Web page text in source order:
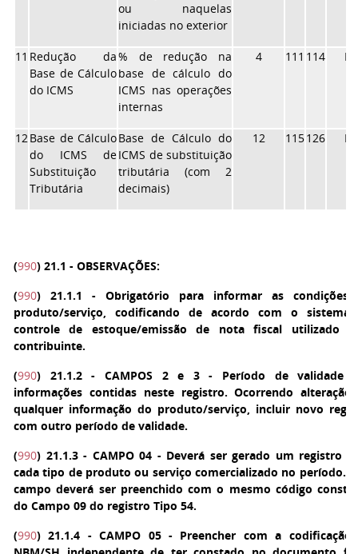
ou naquelas
iniciadas no exterior
11 Redução da
Base de Cálculo
do ICMS
% de redução na
base de cálculo do
ICMS nas operações
internas
4 111 114 N
12Base de Cálculo
do ICMS de
Substituição
Tributária
Base de Cálculo do
ICMS de substituição
tributária (com 2
decimais)
12 115126 N
(990) 21.1 - OBSERVAÇÕES:
(990) 21.1.1 - Obrigatório para informar as condições
produto/serviço, codificando de acordo com o sistema
controle de estoque/emissão de nota fiscal utilizado
contribuinte.
(990) 21.1.2 - CAMPOS 2 e 3 - Período de validade
informações contidas neste registro. Ocorrendo alteração
qualquer informação do produto/serviço, incluir novo
com outro período de validade.
(990) 21.1.3 - CAMPO 04 - Deverá ser gerado um registro
cada tipo de produto ou serviço comercializado no período.
campo deverá ser preenchido com o mesmo código
do Campo 09 do registro Tipo 54.
(990) 21.1.4 - CAMPO 05 - Preencher com a codificação